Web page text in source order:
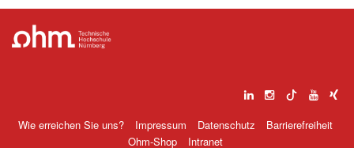
Wie erreichen Sie uns? Impressum Datenschutz
Barrierefreiheit
Ohm-Shop
Intranet